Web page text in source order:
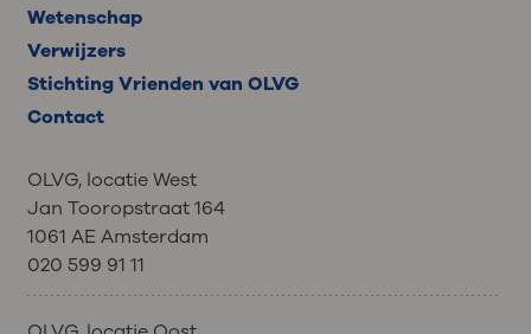
Wetenschap
Verwijzers
Stichting Vrienden van OLVG
Contact
OLVG, locatie West
Jan Tooropstraat 164
1061 AE Amsterdam
020 599 91 11